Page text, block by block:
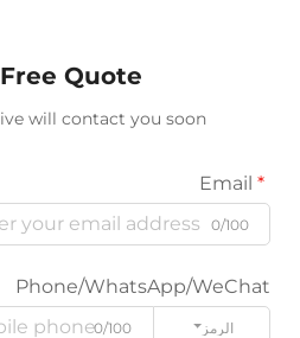
Get a Free Quote
will contact you soon.
Phone/WhatsApp/
0/100